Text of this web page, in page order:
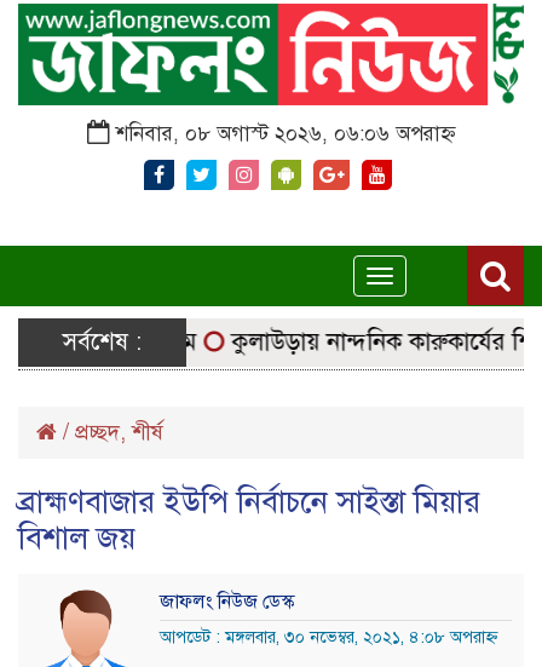
শনিবার, ০৮ অগাস্ট ২০২৬, ০৬:০৬ অপরাহ্ন
Toggle
navigation
সর্বশেষ :
সরঞ্জাম কুলাউড়ায় নান্দনিক কারুকার্যের শিব
/ প্রচ্ছদ,শীর্ষ
ব্রাহ্মণবাজার ইউপি নির্বাচনে সাইস্তা মিয়ার
বিশাল জয়
জাফলং নিউজ ডেস্ক
আপডেট : মঙ্গলবার, ৩০ নভেম্বর, ২০২১, ৪:০৮ অপরাহ্ন